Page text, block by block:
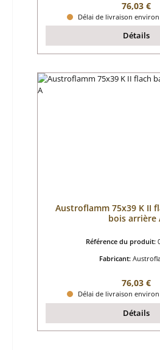
Prix
76,03 €
Délai de livraison environ
Détails
Austroflamm 75x39 K II
bois arrière
Référence du produit:
Fabricant:
Prix
76,03 €
Délai de livraison environ
Détails